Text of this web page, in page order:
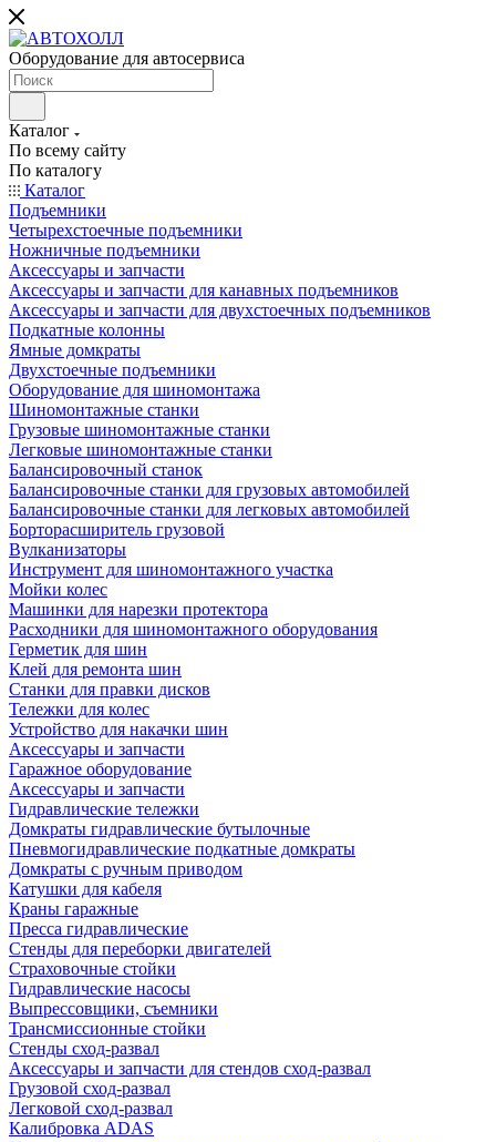
Оборудование для автосервиса
Каталог
По всему сайту
По каталогу
Каталог
Подъемники
Четырехстоечные подъемники
Ножничные подъемники
Аксессуары и запчасти
Аксессуары и запчасти для канавных подъемников
Аксессуары и запчасти для двухстоечных подъемников
Подкатные колонны
Ямные домкраты
Двухстоечные подъемники
Оборудование для шиномонтажа
Шиномонтажные станки
Грузовые шиномонтажные станки
Легковые шиномонтажные станки
Балансировочный станок
Балансировочные станки для грузовых автомобилей
Балансировочные станки для легковых автомобилей
Борторасширитель грузовой
Вулканизаторы
Инструмент для шиномонтажного участка
Мойки колес
Машинки для нарезки протектора
Расходники для шиномонтажного оборудования
Герметик для шин
Клей для ремонта шин
Станки для правки дисков
Тележки для колес
Устройство для накачки шин
Аксессуары и запчасти
Гаражное оборудование
Аксессуары и запчасти
Гидравлические тележки
Домкраты гидравлические бутылочные
Пневмогидравлические подкатные домкраты
Домкраты с ручным приводом
Катушки для кабеля
Краны гаражные
Пресса гидравлические
Стенды для переборки двигателей
Страховочные стойки
Гидравлические насосы
Выпрессовщики, съемники
Трансмиссионные стойки
Стенды сход-развал
Аксессуары и запчасти для стендов сход-развал
Грузовой сход-развал
Легковой сход-развал
Калибровка ADAS